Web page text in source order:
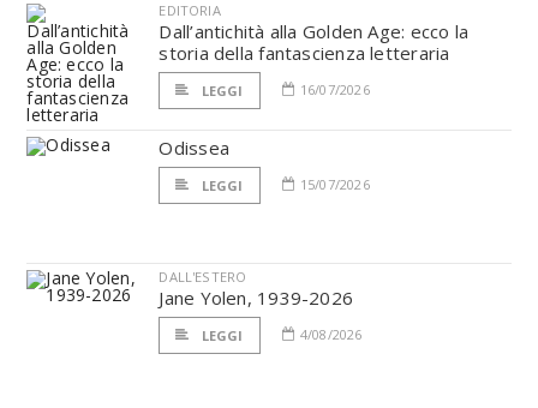
EDITORIA
Dall’antichità alla Golden Age: ecco la
storia della fantascienza letteraria
LEGGI 16/07/2026
Odissea
LEGGI 15/07/2026
DALL'ESTERO
Jane Yolen, 1939-2026
LEGGI 4/08/2026